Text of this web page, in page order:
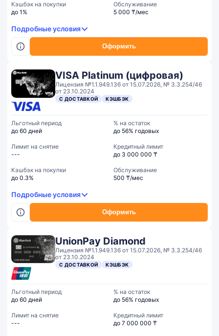
Оформить
Кэшбэк на покупки
до 1%
Обслуживание
5 000 ₸/мес
Подробные условия
VISA Platinum (цифровая)
Лицензия №1.1.949.136 от 15.07.2026, № 3.3.254/46
от 23.10.2024
С ДОСТАВКОЙ КЭШБЭК
Оформить
Льготный период
до 60 дней
% на остаток
до 56% годовых
Лимит на снятие
---
Кредитный лимит
до 3 000 000 ₸
Кэшбэк на покупки
до 0.3%
Обслуживание
500 ₸/мес
Подробные условия
UnionPay Diamond
Лицензия №1.1.949.136 от 15.07.2026, № 3.3.254/46
от 23.10.2024
С ДОСТАВКОЙ КЭШБЭК
Льготный период
до 60 дней
% на остаток
до 56% годовых
Лимит на снятие
---
Кредитный лимит
до 7 000 000 ₸